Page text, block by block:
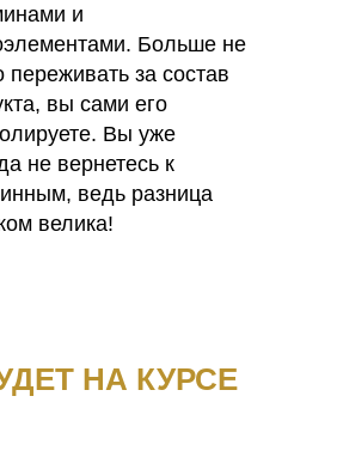
и
Больше не
переживать за состав
вы сами его
Вы уже
не вернетесь к
ведь разница
велика!
НА КУРСЕ